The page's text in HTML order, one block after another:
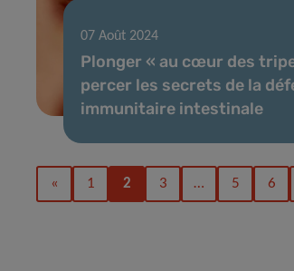
07 Août 2024
Plonger « au cœur des
percer les secrets de la
immunitaire intestinale
« 1 2 3 … 5 6